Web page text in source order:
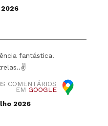
fantástica!
COMENTÁRIOS
EM GOOGLE
2026